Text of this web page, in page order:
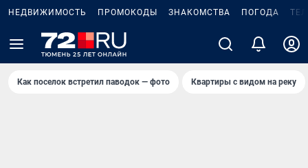
НЕДВИЖИМОСТЬ ПРОМОКОДЫ ЗНАКОМСТВА ПОГОДА
Как поселок встретил паводок — фото Квартиры с видом на реку